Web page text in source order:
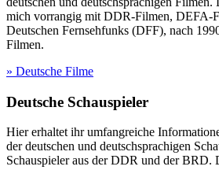
mich vorrangig mit DDR-Filmen, DEFA-
Deutschen Fernsehfunks (DFF), nach
Filmen.
» Deutsche Filme
Deutsche Schauspieler
Hier erhaltet ihr umfangreiche
der deutschen und deutschsprachigen
Schauspieler aus der DDR und der BRD.